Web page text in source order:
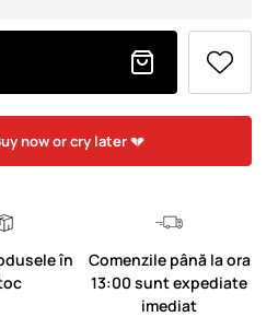
now or cry later💔
în
Comenzile până la ora
13:00 sunt expediate
imediat